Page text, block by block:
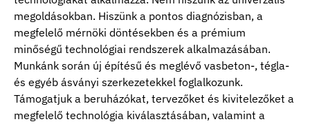
megoldásokban. Hiszünk a pontos diagnózisban, a
megfelelő mérnöki döntésekben és a prémium
minőségű technológiai rendszerek alkalmazásában.
Munkánk során új építésű és meglévő vasbeton-, tégla-
és egyéb ásványi szerkezetekkel foglalkozunk.
Támogatjuk a beruházókat, tervezőket és kivitelezőket a
megfelelő technológia kiválasztásában, valamint a